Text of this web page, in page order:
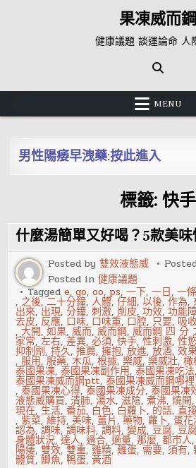
果凍威而鋼
健康議題 談運論命 人
MENU
男性陽痿早洩藥:按此進入
標籤: 快手
什麼湯簡單又好喝？5款美
Posted by雙效液態威
Posted in健康議題
Taggede,go,oo, ps,一下,一日,一
, 之後,二十分鐘,人體,仔細,以後,作為,
出來, 出現,分鐘,刺激,削皮,功效,功能
去皮, 反應, 口味, 口味重, 口腔, 只要, 吸
,大開,如果,威而,威而鋼,威而鋼 四 分
家常,左右,差異,必須,快手,性刺激,性
抑制劑,持久,推薦,擁抱,放進,放酒,效
,服用,服藥,木瓜,根據,樂威,樂威壯,橄
泰國果凍,泰國果凍副作用,泰國果凍吃法
泰國果凍威而鋼ptt,泰國果凍威而鋼哪
,泰國果凍心得,泰國果凍成分,泰國果凍
液態威購買,清肺,湯水,滋陰,煮沸,燒開
現在,生活,番茄, 白色, 白蘿卜, 的話,直
,紫菜,維持,美味,薑片,藥物,蘿卜,蛋花
認為,調味,調味料,調料,變成,豆腐,豆
身體狀況,達人,適合,適量,那麼,都市人
陽痿,雙效,雙重,雞精,雞蛋, 需要,須有,
體質,鯽魚, 鴨蛋,黃酒